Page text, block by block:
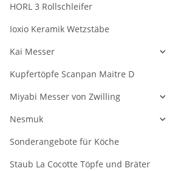
HORL 3 Rollschleifer
Ioxio Keramik Wetzstäbe
Kai Messer
Kupfertöpfe Scanpan Maitre D
Miyabi Messer von Zwilling
Nesmuk
Sonderangebote für Köche
Staub La Cocotte Töpfe und Bräter